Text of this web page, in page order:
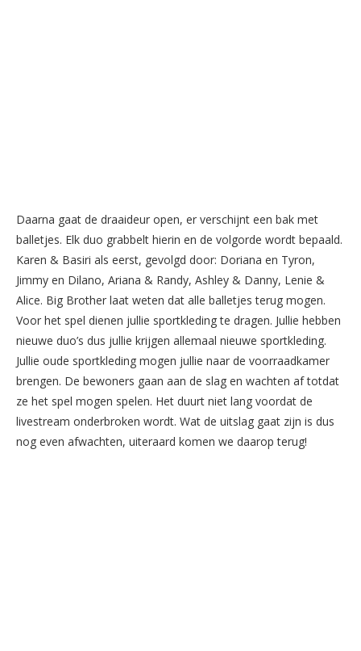
Daarna gaat de draaideur open, er verschijnt een bak met
balletjes. Elk duo grabbelt hierin en de volgorde wordt bepaald.
Karen & Basiri als eerst, gevolgd door: Doriana en Tyron,
Jimmy en Dilano, Ariana & Randy, Ashley & Danny, Lenie &
Alice. Big Brother laat weten dat alle balletjes terug mogen.
Voor het spel dienen jullie sportkleding te dragen. Jullie hebben
nieuwe duo’s dus jullie krijgen allemaal nieuwe sportkleding.
Jullie oude sportkleding mogen jullie naar de voorraadkamer
brengen. De bewoners gaan aan de slag en wachten af totdat
ze het spel mogen spelen. Het duurt niet lang voordat de
livestream onderbroken wordt. Wat de uitslag gaat zijn is dus
nog even afwachten, uiteraard komen we daarop terug!